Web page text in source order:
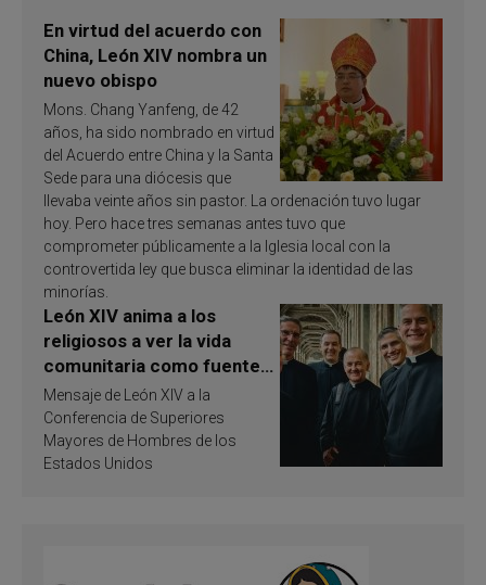
En virtud del acuerdo con
China, León XIV nombra un
nuevo obispo
Mons. Chang Yanfeng, de 42
años, ha sido nombrado en virtud
del Acuerdo entre China y la Santa
Sede para una diócesis que
llevaba veinte años sin pastor. La ordenación tuvo lugar
hoy. Pero hace tres semanas antes tuvo que
comprometer públicamente a la Iglesia local con la
controvertida ley que busca eliminar la identidad de las
minorías.
León XIV anima a los
religiosos a ver la vida
comunitaria como fuente
de inspiración y
santificación
Mensaje de León XIV a la
Conferencia de Superiores
Mayores de Hombres de los
Estados Unidos